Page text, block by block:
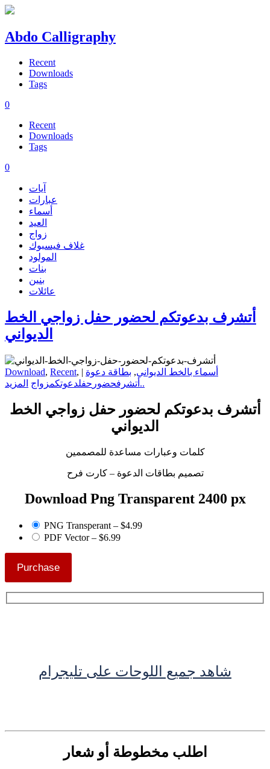
Abdo Calligraphy
Recent
Downloads
Tags
0
Recent
Downloads
Tags
0
آيات
عبارات
أسماء
العيد
زواج
غلاف فيسبوك
المولود
بنات
بنين
عائلات
أتشرف بدعوتكم لحضور حفل زواجي الخط
الديواني
Download, Recent, أسماء بالخط الديواني, بطاقة دعوة |
أتشرفحضور حفلدعوتكمزواج المزيد..
أتشرف بدعوتكم لحضور حفل زواجي الخط
الديواني
كلمات وعبارات مساعدة للمصممين
تصميم بطاقات الدعوة – كارت فرح
Download Png Transparent 2400 px
PNG Transperant – $4.99
PDF Vector– $6.99
Purchase
شاهد جميع اللوحات على تليجرام
اطلب مخطوطة أو شعار